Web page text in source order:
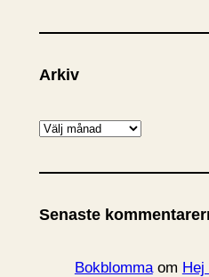
Arkiv
A
k
v
Senaste
Bokblommaom Hej